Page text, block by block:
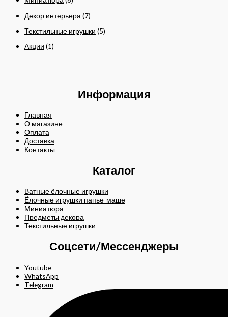
Декор интерьера (7)
Текстильные игрушки (5)
Акции (1)
Информация
Главная
О магазине
Оплата
Доставка
Контакты
Каталог
Ватные ёлочные игрушки
Ёлочные игрушки папье-маше
Миниатюра
Предметы декора
Текстильные игрушки
Соцсети/Мессенджеры
Youtube
WhatsApp
Telegram